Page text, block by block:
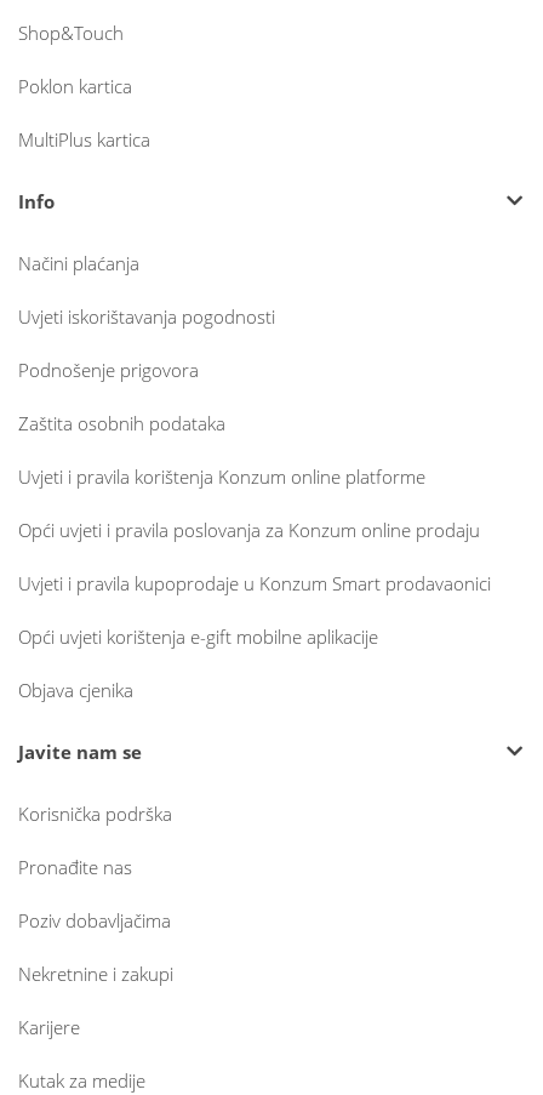
Shop&Touch
Poklon kartica
MultiPlus kartica
Info
Načini plaćanja
Uvjeti iskorištavanja pogodnosti
Podnošenje prigovora
Zaštita osobnih podataka
Uvjeti i pravila korištenja Konzum online platforme
Opći uvjeti i pravila poslovanja za Konzum online prodaju
Uvjeti i pravila kupoprodaje u Konzum Smart prodavaonici
Opći uvjeti korištenja e-gift mobilne aplikacije
Objava cjenika
Javite nam se
Korisnička podrška
Pronađite nas
Poziv dobavljačima
Nekretnine i zakupi
Karijere
Kutak za medije